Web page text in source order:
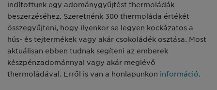
indítottunk egy adománygyűjtést thermoládák
beszerzéséhez. Szeretnénk 300 thermoláda értékét
összegyűjteni, hogy ilyenkor se legyen kockázatos a
hús- és tejtermékek vagy akár csokoládék osztása. Most
aktuálisan ebben tudnak segíteni az emberek
készpénzadománnyal vagy akár meglévő
thermoládával. Erről is van a honlapunkon információ.